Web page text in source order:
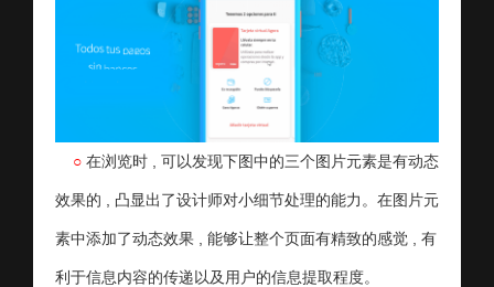
○ 在浏览时 , 可以发现下图中的三个图片元素是有动态
效果的 , 凸显出了设计师对小细节处理的能力。在图片元
素中添加了动态效果 , 能够让整个页面有精致的感觉 , 有
利于信息内容的传递以及用户的信息提取程度。